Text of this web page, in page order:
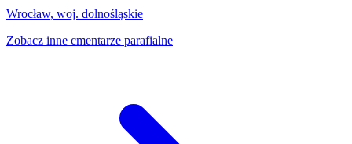
Wrocław, woj. dolnośląskie
Zobacz inne cmentarze parafialne